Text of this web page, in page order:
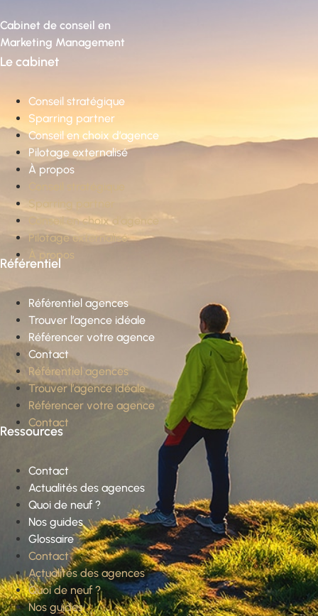
Cabinet de conseil en
Marketing Management
Le cabinet
Conseil stratégique
Sparring partner
Conseil en choix d’agence
Pilotage externalisé
À propos
Conseil stratégique
Sparring partner
Conseil en choix d’agence
Pilotage externalisé
À propos
Référentiel
Référentiel agences
Trouver l’agence idéale
Référencer votre agence
Contact
Référentiel agences
Trouver l’agence idéale
Référencer votre agence
Contact
Ressources
Contact
Actualités des agences
Quoi de neuf ?
Nos guides
Glossaire
Contact
Actualités des agences
Quoi de neuf ?
Nos guides